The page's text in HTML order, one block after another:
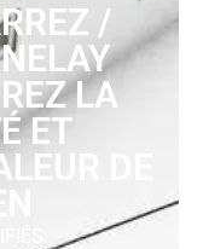
/
LA
ET
DE